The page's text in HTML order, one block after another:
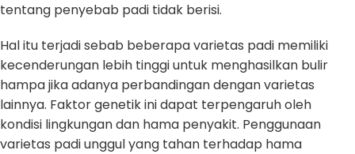
tentang penyebab padi tidak berisi.
Hal itu terjadi sebab beberapa varietas padi memiliki
kecenderungan lebih tinggi untuk menghasilkan bulir
hampa jika adanya perbandingan dengan varietas
lainnya. Faktor genetik ini dapat terpengaruh oleh
kondisi lingkungan dan hama penyakit. Penggunaan
varietas padi unggul yang tahan terhadap hama